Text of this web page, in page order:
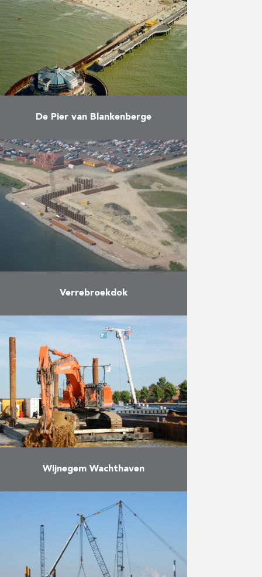
de oostzijde van het kanaaldok
B3 in de Haven van Antwerpen
bouwde …
Meer
De Pier van Blankenberge
Vernieuwen van de funderingen
van de Pier van Blankenberge.
Meer
Verrebroekdok
Ter uitbreiding van de
aanlegplaatsen werd het
Verrebroekdok in de haven van
Antwerpen verlengd. Er werd een
kaaimuur gebouwd, ontworpen als
een verankerde damwand met …
Meer
Wijnegem Wachthaven
kanaalverbreding van het
Albertkanaal. De
kanaalverbredingswerken
behelzen: De bouw van een
nieuwe kaaimuur (waterdiepte: 6,0
m) over een lengte van …